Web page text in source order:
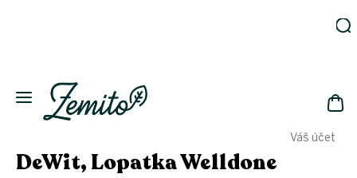
Váš účet
Eko
domácnost
Kosmetika
DeWit, Lopatka Welldone